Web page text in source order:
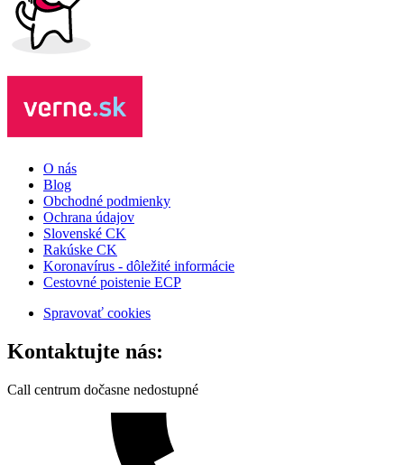
O nás
Blog
Obchodné podmienky
Ochrana údajov
Slovenské CK
Rakúske CK
Koronavírus - dôležité informácie
Cestovné poistenie ECP
Spravovať cookies
Kontaktujte nás:
Call centrum dočasne nedostupné